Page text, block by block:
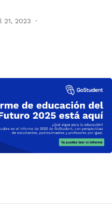
21, 2023